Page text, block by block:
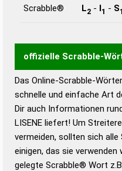
Scrabble® L2 - I1 - S1
offizielle Scrabble-
Wortwurzel liefert mit
Wortanalyse-
Wortbedeutung,
Gültigkeit eines Wortes
bestimmen!
Wörterbücher sind:
Das Online-Scrabble-
schnelle und einfache Art
Dir auch Informationen
LISENE liefert! Um
vermeiden, sollten sich
einigen, das sie
gelegte Scrabble® Wort